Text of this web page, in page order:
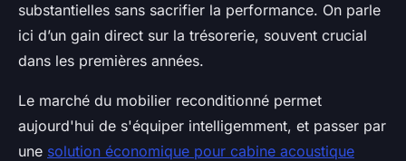
substantielles sans sacrifier la performance. On parle
ici d’un gain direct sur la trésorerie, souvent crucial
dans les premières années.
Le marché du mobilier reconditionné permet
aujourd'hui de s'équiper intelligemment, et passer par
une solution économique pour cabine acoustique